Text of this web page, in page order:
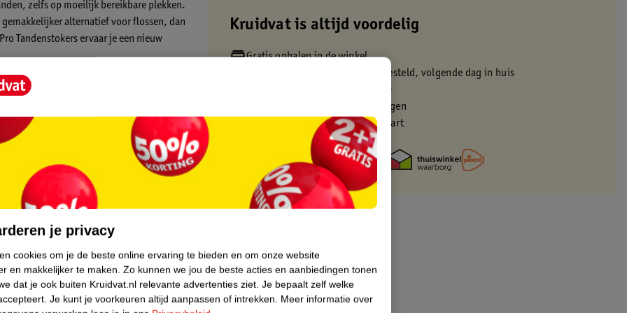
zelfs op moeilijk bereikbare plekken.
alternatief voor flossen, dan
Tandenstokers ervaar je een nieuw
effectief reinigen daar waar je
alle delen van je mond. De rubberen
ruimtes, bruggen, orthodontische
Kruidvat is altijd voordelig
Gratis ophalen in de winkel
Op werkdagen voor 22:00 uur besteld, volgende dag in huis
Gratis thuisbezorgd vanaf 50.00
Gratis retourneren binnen 30 dagen
Gratis punten met je Kruidvat kaart
je privacy
cookies om je de beste online ervaring te bieden en om onze website
en makkelijker te maken. Zo kunnen we jou de beste acties en aanbiedingen tonen
dat je ook buiten Kruidvat.nl relevante advertenties ziet. Je bepaalt zelf welke
Je kunt je voorkeuren altijd aanpassen of intrekken. Meer informatie over